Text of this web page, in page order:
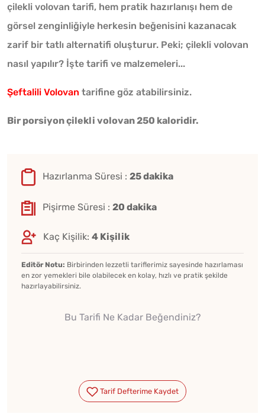
çilekli volovan tarifi, hem pratik hazırlanışı hem de
görsel zenginliğiyle herkesin beğenisini kazanacak
zarif bir tatlı alternatifi oluşturur. Peki; çilekli volovan
nasıl yapılır? İşte tarifi ve malzemeleri...
Şeftalili Volovan tarifine göz atabilirsiniz.
Bir porsiyon çilekli volovan 250 kaloridir.
Hazırlanma Süresi : 25 dakika
Pişirme Süresi : 20 dakika
Kaç Kişilik: 4 Kişilik
Editör Notu: Birbirinden lezzetli tariflerimiz sayesinde hazırlaması
en zor yemekleri bile olabilecek en kolay, hızlı ve pratik şekilde
hazırlayabilirsiniz.
Bu Tarifi Ne Kadar Beğendiniz?